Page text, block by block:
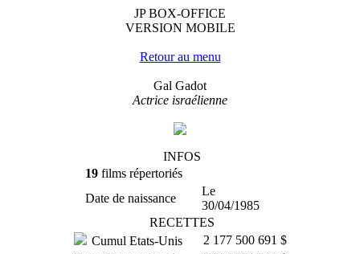
JP BOX-OFFICE
VERSION MOBILE
Retour au menu
Gal Gadot
Actrice israélienne
INFOS
19films répertoriés
Date de naissance
Le
30/04/1985
RECETTES
Cumul Etats-Unis
2 177 500 691 $